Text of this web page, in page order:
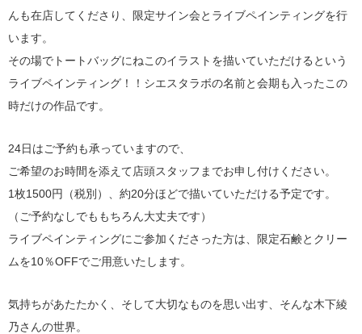
んも在店してくださり、限定サイン会とライブペインティングを行
います。
その場でトートバッグにねこのイラストを描いていただけるという
ライブペインティング！！シエスタラボの名前と会期も入ったこの
時だけの作品です。
24日はご予約も承っていますので、
ご希望のお時間を添えて店頭スタッフまでお申し付けください。
1枚1500円（税別）、約20分ほどで描いていただける予定です。
（ご予約なしでももちろん大丈夫です）
ライブペインティングにご参加くださった方は、限定石鹸とクリー
ムを10％OFFでご用意いたします。
気持ちがあたたかく、そして大切なものを思い出す、そんな木下綾
乃さんの世界。